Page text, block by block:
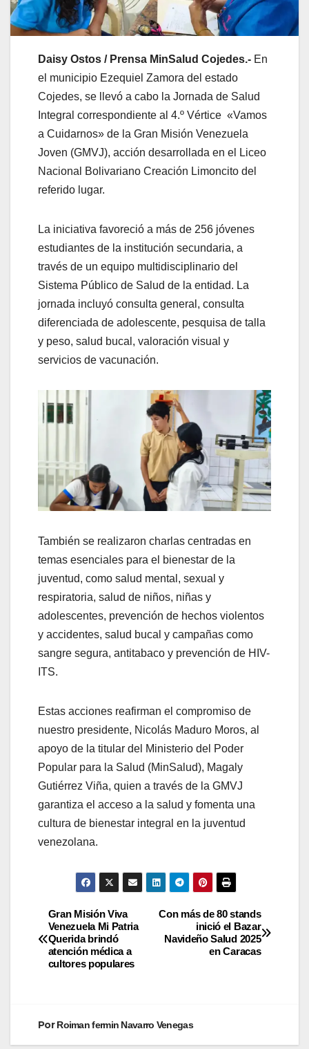
Daisy Ostos / Prensa MinSalud Cojedes.- En
el municipio Ezequiel Zamora del estado
Cojedes, se llevó a cabo la Jornada de Salud
Integral correspondiente al 4.º Vértice «Vamos
a Cuidarnos» de la Gran Misión Venezuela
Joven (GMVJ), acción desarrollada en el Liceo
Nacional Bolivariano Creación Limoncito del
referido lugar.
La iniciativa favoreció a más de 256 jóvenes
estudiantes de la institución secundaria, a
través de un equipo multidisciplinario del
Sistema Público de Salud de la entidad. La
jornada incluyó consulta general, consulta
diferenciada de adolescente, pesquisa de talla
y peso, salud bucal, valoración visual y
servicios de vacunación.
También se realizaron charlas centradas en
temas esenciales para el bienestar de la
juventud, como salud mental, sexual y
respiratoria, salud de niños, niñas y
adolescentes, prevención de hechos violentos
y accidentes, salud bucal y campañas como
sangre segura, antitabaco y prevención de HIV-
ITS.
Estas acciones reafirman el compromiso de
nuestro presidente, Nicolás Maduro Moros, al
apoyo de la titular del Ministerio del Poder
Popular para la Salud (MinSalud), Magaly
Gutiérrez Viña, quien a través de la GMVJ
garantiza el acceso a la salud y fomenta una
cultura de bienestar integral en la juventud
venezolana.
Con más de 80 stands
inició el Bazar
Navideño Salud 2025
en Caracas
Gran Misión Viva
Venezuela Mi Patria
Querida brindó
atención médica a
cultores populares
PorRoiman fermin Navarro Venegas